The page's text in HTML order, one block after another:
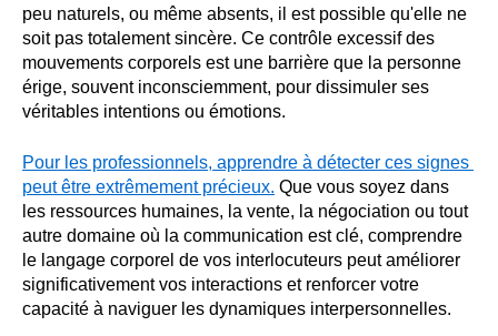
peu naturels, ou même absents, il est possible qu'elle ne
soit pas totalement sincère. Ce contrôle excessif des
mouvements corporels est une barrière que la personne
érige, souvent inconsciemment, pour dissimuler ses
véritables intentions ou émotions.
Pour les professionnels, apprendre à détecter ces signes
peut être extrêmement précieux. Que vous soyez dans
les ressources humaines, la vente, la négociation ou tout
autre domaine où la communication est clé, comprendre
le langage corporel de vos interlocuteurs peut améliorer
significativement vos interactions et renforcer votre
capacité à naviguer les dynamiques interpersonnelles.